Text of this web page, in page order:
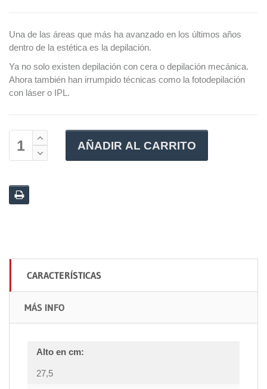
Una de las áreas que más ha avanzado en los últimos años
dentro de la estética es la depilación.
Ya no solo existen depilación con cera o depilación mecánica.
Ahora también han irrumpido técnicas como la fotodepilación
con láser o IPL.
AÑADIR AL CARRITO
CARACTERÍSTICAS
MÁS INFO
Alto en cm:
27,5